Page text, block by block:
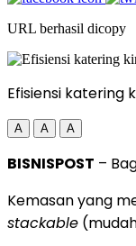
URL berhasil dicopy
Efisiensi katering
A A A
BISNISPOST –
Kemasan yang
stackable